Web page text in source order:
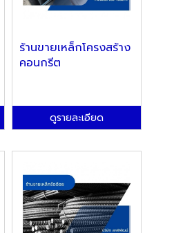
ร้านขายเหล็กโครงสร้าง
คอนกรีต
ดูรายละเอียด